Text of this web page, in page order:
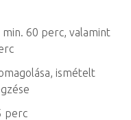
60 perc, valamint
ismételt
perc